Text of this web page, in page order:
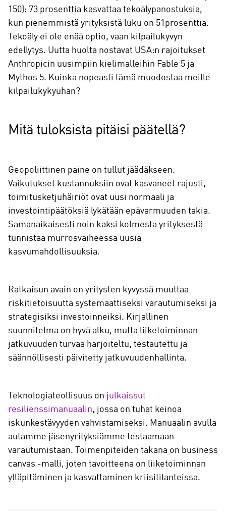
150): 73 prosenttia kasvattaa tekoälypanostuksia,
kun pienemmistä yrityksistä luku on 51prosenttia.
Tekoäly ei ole enää optio, vaan kilpailukyvyn
edellytys. Uutta huolta nostavat USA:n rajoitukset
Anthropicin uusimpiin kielimalleihin Fable 5 ja
Mythos 5. Kuinka nopeasti tämä muodostaa meille
kilpailukykyuhan?
Mitä tuloksista pitäisi päätellä?
Geopoliittinen paine on tullut jäädäkseen.
Vaikutukset kustannuksiin ovat kasvaneet rajusti,
toimitusketjuhäiriöt ovat uusi normaali ja
investointipäätöksiä lykätään epävarmuuden takia.
Samanaikaisesti noin kaksi kolmesta yrityksestä
tunnistaa murrosvaiheessa uusia
kasvumahdollisuuksia.
Ratkaisun avain on yritysten kyvyssä muuttaa
riskitietoisuutta systemaattiseksi varautumiseksi ja
strategisiksi investoinneiksi. Kirjallinen
suunnitelma on hyvä alku, mutta liiketoiminnan
jatkuvuuden turvaa harjoiteltu, testautettu ja
säännöllisesti päivitetty jatkuvuudenhallinta.
Teknologiateollisuus on julkaissut
resilienssimanuaalin, jossa on tuhat keinoa
iskunkestävyyden vahvistamiseksi. Manuaalin avulla
autamme jäsenyrityksiämme testaamaan
varautumistaan. Toimenpiteiden takana on business
canvas -malli, joten tavoitteena on liiketoiminnan
ylläpitäminen ja kasvattaminen kriisitilanteissa.